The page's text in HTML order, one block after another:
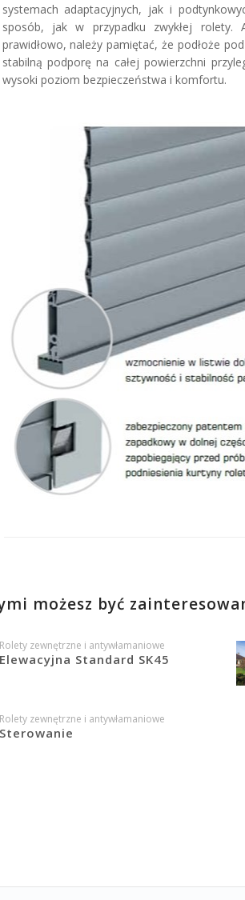
systemach adaptacyjnych, jak i
sposób, jak w przypadku zwykłej rolety.
prawidłowo, należy pamiętać, że podłoże
stabilną podporę na całej powierzchni
wysoki poziom bezpieczeństwa i komfortu.
możesz być
Rolety zewnętrzne i antywłamaniowe
Elewacyjna Standard SK45
Rolety zewnętrzne i antywłamaniowe
Sterowanie